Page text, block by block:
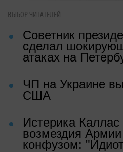
ВЫБОР ЧИТАТЕЛЕЙ
Советник
сделал
атаках на
ЧП на Украине
США
Истерика Каллас
возмездия
конфузом: